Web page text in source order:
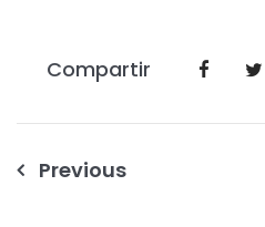
Compartir
Navegación
Previous